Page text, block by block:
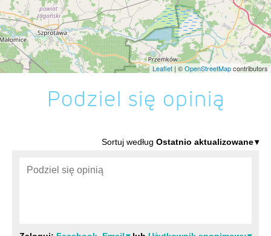
Leaflet | ©OpenStreetMapcontributors
Podziel się opinią